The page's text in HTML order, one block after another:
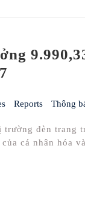
Reports Thông
trường đèn trang
cá nhân hóa